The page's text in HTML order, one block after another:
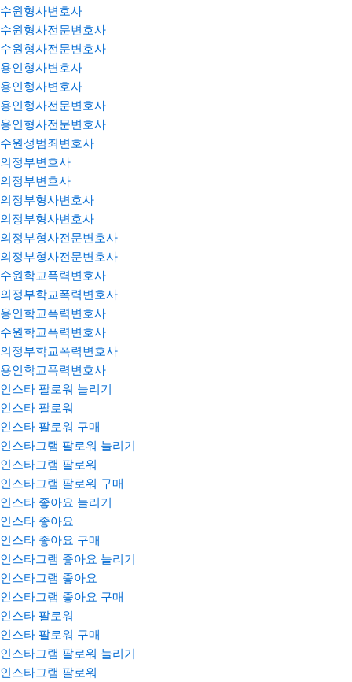
수원형사변호사
수원형사전문변호사
수원형사전문변호사
용인형사변호사
용인형사변호사
용인형사전문변호사
용인형사전문변호사
수원성범죄변호사
의정부변호사
의정부변호사
의정부형사변호사
의정부형사변호사
의정부형사전문변호사
의정부형사전문변호사
수원학교폭력변호사
의정부학교폭력변호사
용인학교폭력변호사
수원학교폭력변호사
의정부학교폭력변호사
용인학교폭력변호사
인스타 팔로워 늘리기
인스타 팔로워
인스타 팔로워 구매
인스타그램 팔로워 늘리기
인스타그램 팔로워
인스타그램 팔로워 구매
인스타 좋아요 늘리기
인스타 좋아요
인스타 좋아요 구매
인스타그램 좋아요 늘리기
인스타그램 좋아요
인스타그램 좋아요 구매
인스타 팔로워
인스타 팔로워 구매
인스타그램 팔로워 늘리기
인스타그램 팔로워